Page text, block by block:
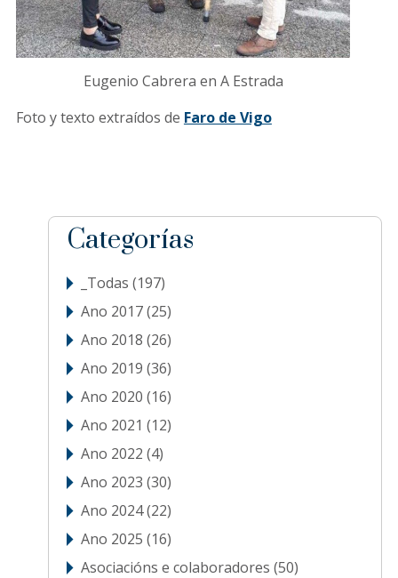
Eugenio Cabrera en A Estrada
Foto y texto extraídos de Faro de Vigo
sidebar
Blog
Sidebar
Categorías
_Todas (197)
Ano 2017(25)
Ano 2018 (26)
Ano 2019 (36)
Ano 2020 (16)
Ano 2021 (12)
Ano 2022 (4)
Ano 2023 (30)
Ano 2024(22)
Ano 2025 (16)
Asociacións e colaboradores (50)